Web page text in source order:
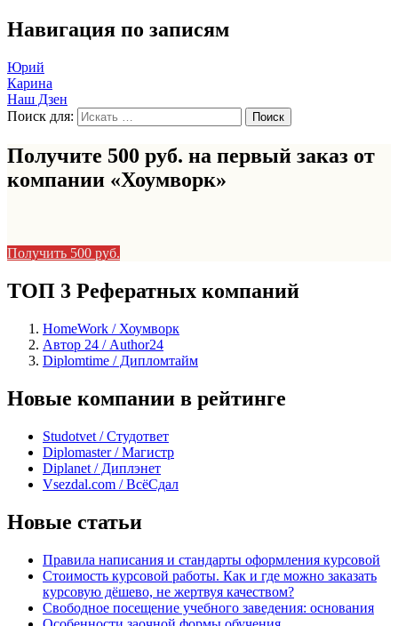
Навигация по записям
Юрий
Карина
Наш Дзен
Поиск для:
Получите 500 руб. на первый заказ от
компании «Хоумворк»
Получить 500 руб.
ТОП 3 Рефератных компаний
HomeWork / Хоумворк
Автор 24 / Author24
Diplomtime / Дипломтайм
Новые компании в рейтинге
Studotvet / Студответ
Diplomaster / Магистр
Diplanet / Диплэнет
Vsezdal.com / ВсёСдал
Новые статьи
Правила написания и стандарты оформления курсовой
Стоимость курсовой работы. Как и где можно заказать
курсовую дёшево, не жертвуя качеством?
Свободное посещение учебного заведения: основания